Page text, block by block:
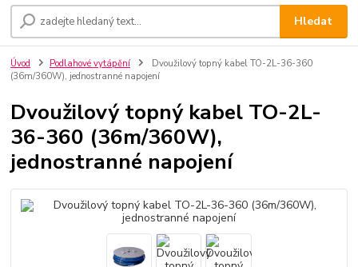
Hledat
Úvod Podlahové vytápění
Dvoužilový topný kabel TO-2L-36-360
(36m/360W), jednostranné napojení
Dvoužilový topný kabel TO-2L-
36-360 (36m/360W),
jednostranné napojení